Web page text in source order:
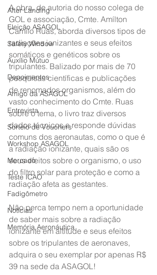
After Landing
Eleição ASAGOL
Safety Window
Auxílio Mútuo
Depoimentos
Amigo da ASAGOL
Entrevista
Sorteio de Vouchers
Workshop ASAGOL
Mercado
Teste ICAO
Fadigômetro
Notícias
Memória Aeronáutica
A obra, de autoria do nosso colega de
GOL e associação, Cmte. Amílton
Camilo Ruas, aborda diversos tipos de
radiações ionizantes e seus efeitos
somáticos e genéticos sobre os
tripulantes. Balizado por mais de 70
pesquisas científicas e publicações
de renomados organismos, além do
vasto conhecimento do Cmte. Ruas
sobre o tema, o livro traz diversos
dados técnicos e responde dúvidas
comuns dos aeronautas, como o que é
a radiação ionizante, quais são os
seus efeitos sobre o organismo, o uso
do filtro solar para proteção e como a
radiação afeta as gestantes.
Não perca tempo nem a oportunidade
de saber mais sobre a radiação
ionizante em altitude e seus efeitos
sobre os tripulantes de aeronaves,
adquira o seu exemplar por apenas R$
39 na sede da ASAGOL!